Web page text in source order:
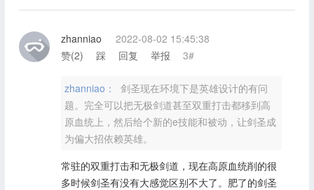
zhanniao
2022-08-02 15:45:38
赞(2) 踩 回复 举报 3#
zhanniao：
剑圣现在环境下是英雄设计的有问
题。完全可以把无极剑道甚至双重打击都移到高
原血统上，然后给个新的e技能和被动，让剑圣成
为偏大招依赖英雄。
常驻的双重打击和无极剑道，现在高原血统削的很
多时候剑圣有没有大感觉区别不大了。肥了的剑圣